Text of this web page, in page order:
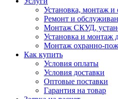
Установка, монтаж
Ремонт и
Монтаж СКУД,
Установка и монтаж
Монтаж охранно-
Как купить
Условия оплаты
Условия доставки
Оптовые поставки
Гарантия на товар